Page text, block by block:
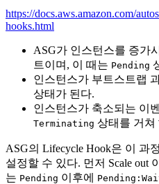
https://docs.aws.amazon.com/
hooks.html
ASG가 인스턴스를 증가
트이며, 이 때는 Pending
인스턴스가 부트스트랩
상태가 된다.
인스턴스가 축소되는 이
Terminating 상태를 거쳐
ASG의 Lifecycle Hook은 이 과
설정할 수 있다. 먼저 Scale out
는 Pending 이후에